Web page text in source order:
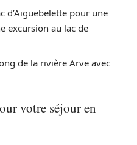
d’Aiguebelette pour une
excursion au lac de
de la rivière Arve avec
votre séjour en